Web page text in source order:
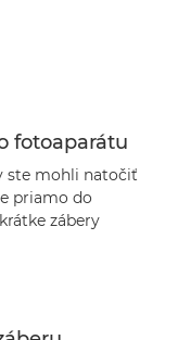
fotoaparátu
ste mohli natočiť
priamo do
zábery